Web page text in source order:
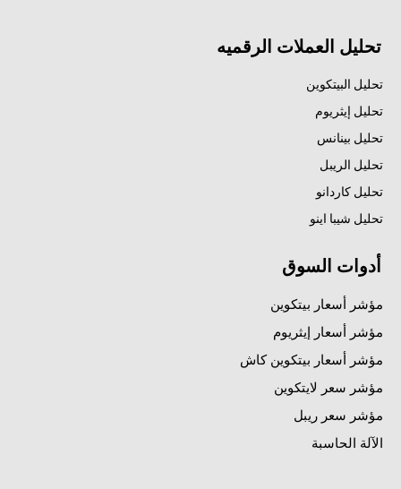
تحليل العملات الرقميه
تحليل البيتكوين
تحليل إيثريوم
تحليل بينانس
تحليل الريبل
تحليل كاردانو
تحليل شيبا اينو
أدوات السوق
مؤشر أسعار بيتكوين
مؤشر أسعار إيثريوم
مؤشر أسعار بيتكوين كاش
مؤشر سعر لايتكوين
مؤشر سعر ريبل
الآلة الحاسبة